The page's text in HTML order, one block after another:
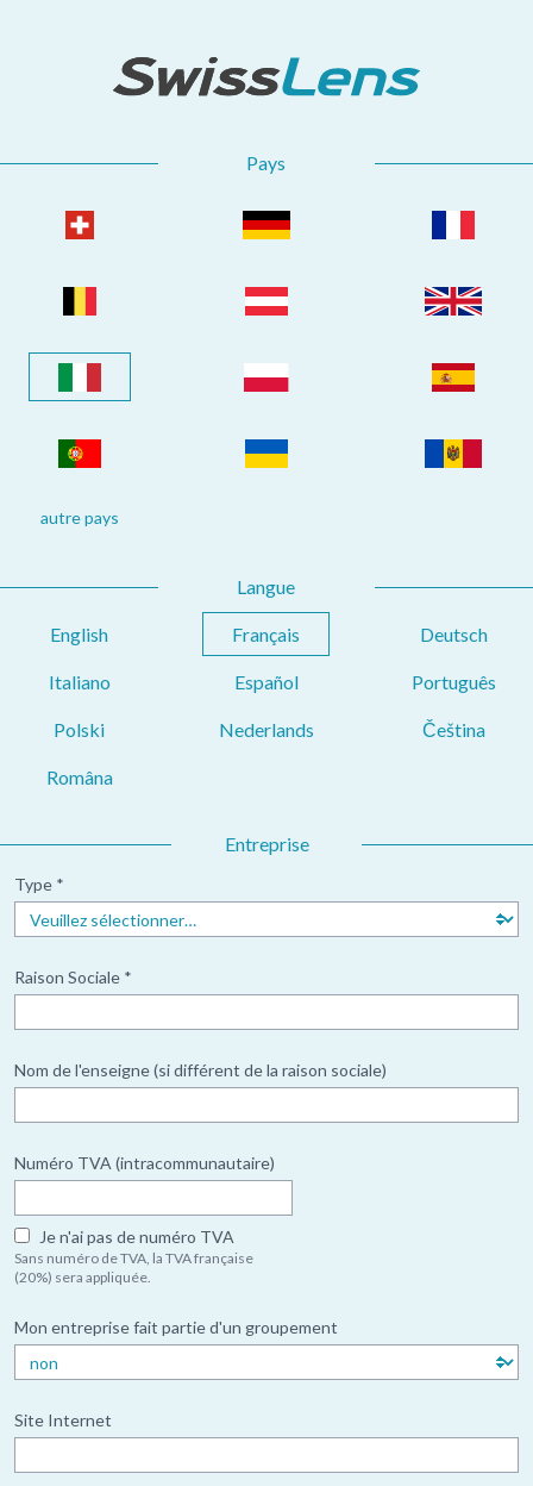
Pays
autre pays
Langue
English Français Deutsch
Italiano Español Português
Polski Nederlands Čeština
Româna
Entreprise
Type *
Raison Sociale *
Nom de l'enseigne (si différent de la raison sociale)
Numéro TVA (intracommunautaire)
Je n'ai pas de numéro TVA
Sans numéro de TVA, la TVA française
(20%) sera appliquée.
Mon entreprise fait partie d'un groupement
Site Internet